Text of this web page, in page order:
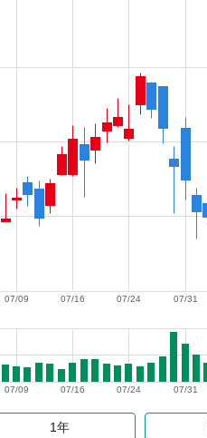
07/31
07/24
07/16
07/09
07/31
07/24
07/16
07/09
1年